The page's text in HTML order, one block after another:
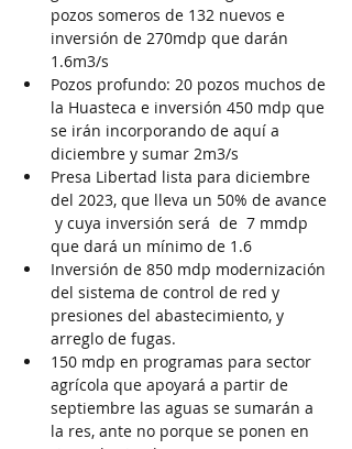
pozos someros de 132 nuevos e
inversión de 270mdp que darán
1.6m3/s
Pozos profundo: 20 pozos muchos de
la Huasteca e inversión 450 mdp que
se irán incorporando de aquí a
diciembre y sumar 2m3/s
Presa Libertad lista para diciembre
del 2023, que lleva un 50% de avance
y cuya inversión será  de  7 mmdp
que dará un mínimo de 1.6
Inversión de 850 mdp modernización
del sistema de control de red y
presiones del abastecimiento, y
arreglo de fugas.
150 mdp en programas para sector
agrícola que apoyará a partir de
septiembre las aguas se sumarán a
la res, ante no porque se ponen en